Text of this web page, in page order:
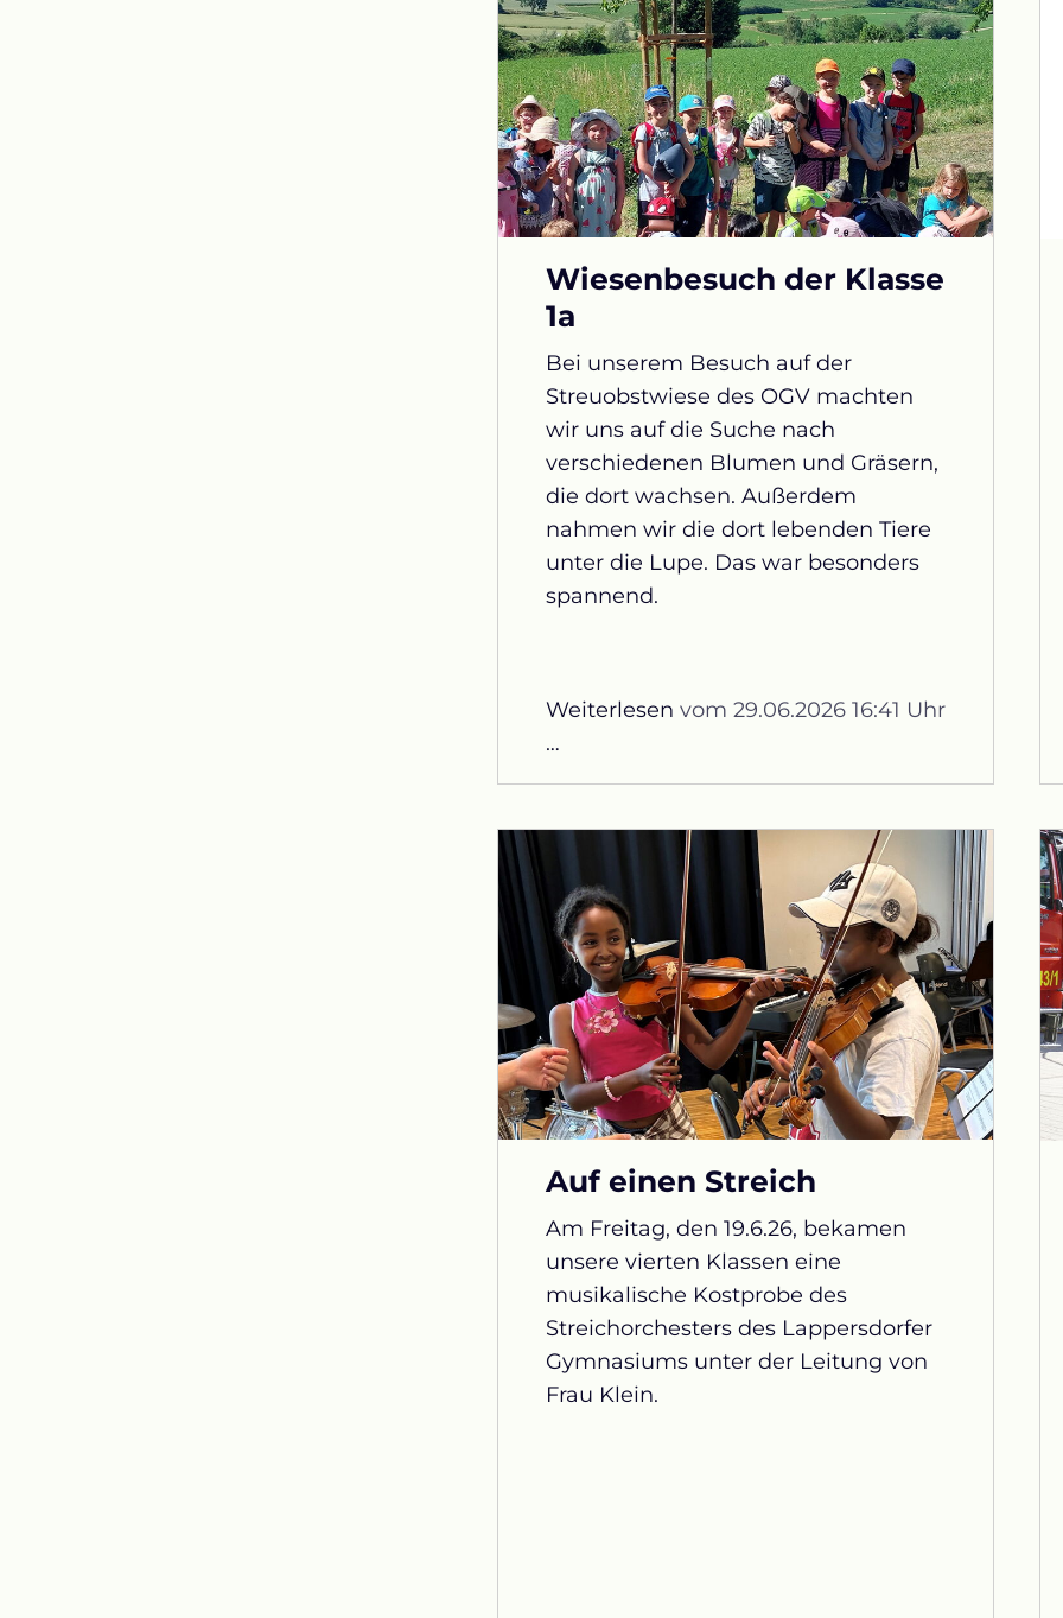
vom 29.06.2026 16:41 Uhr
Wiesenbesuch der Klasse
1a
Bei unserem Besuch auf der
Streuobstwiese des OGV machten
wir uns auf die Suche nach
verschiedenen Blumen und Gräsern,
die dort wachsen. Außerdem
nahmen wir die dort lebenden Tiere
unter die Lupe. Das war besonders
spannend.
Weiterlesen
…
Auf einen Streich
Am Freitag, den 19.6.26, bekamen
unsere vierten Klassen eine
musikalische Kostprobe des
Streichorchesters des Lappersdorfer
Gymnasiums unter der Leitung von
Frau Klein.